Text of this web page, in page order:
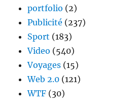
portfolio (2)
Publicité (237)
Sport (183)
Video (540)
Voyages (15)
Web 2.0 (121)
WTF (30)